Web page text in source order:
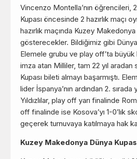
Vincenzo Montella’nın öğrencileri,
Kupası öncesinde 2 hazırlık maçı
hazırlık maçında Kuzey
gösterecekler. Bildiğimiz gibi Dünya
Elemele grubu ve play off’ta büyük
imza atan Milliler, tam 22 yıl aradan
Kupası bileti almayı başarmıştı.
lider İspanya’nın ardından 2. sırada
Yıldızlılar, play off yarı finalinde
off finalinde ise Kosova’yı 1-0’lık
geçerek turnuvaya katılmaya hak
Kuzey Makedonya Dünya